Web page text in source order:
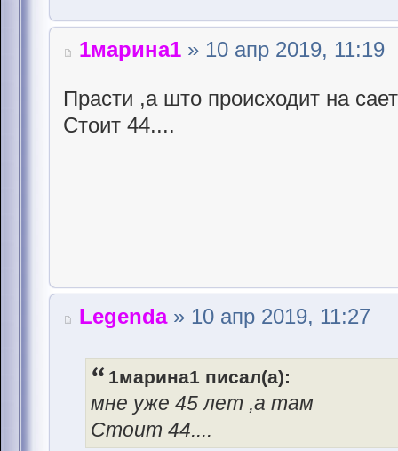
1марина1 » 10 апр 2019, 11:19
Прасти ,а што происходит на
Стоит 44....
Legenda» 10 апр 2019, 11:27
1марина1 писал(а):
мне уже 45 лет ,а там
Стоит 44....